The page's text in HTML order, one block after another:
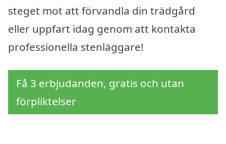
steget mot att förvandla din trädgård
eller uppfart idag genom att kontakta
professionella stenläggare!
Få 3 erbjudanden, gratis och utan
förpliktelser